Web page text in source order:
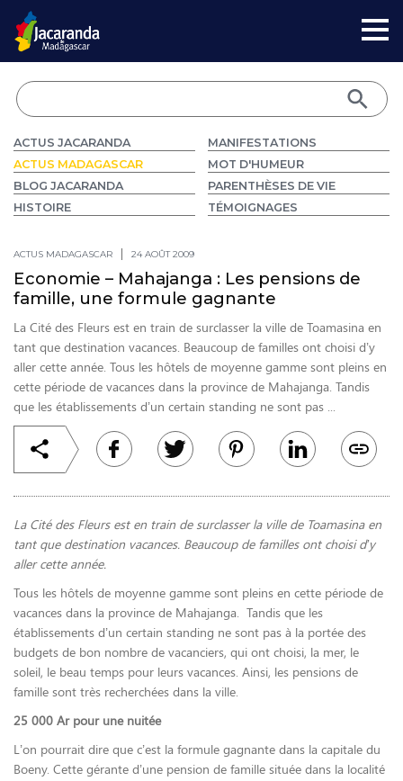
ACTUS JACARANDA
ACTUS MADAGASCAR
BLOG JACARANDA
HISTOIRE
MANIFESTATIONS
MOT D'HUMEUR
PARENTHÈSES DE VIE
TÉMOIGNAGES
ACTUS MADAGASCAR 24 AOÛT 2009
Economie – Mahajanga : Les pensions de
famille, une formule gagnante
La Cité des Fleurs est en train de surclasser la ville de Toamasina en
tant que destination vacances. Beaucoup de familles ont choisi d’y
aller cette année. Tous les hôtels de moyenne gamme sont pleins en
cette période de vacances dans la province de Mahajanga. Tandis
que les établissements d’un certain standing ne sont pas ...
La Cité des Fleurs est en train de surclasser la ville de Toamasina en
tant que destination vacances. Beaucoup de familles ont choisi d’y
aller cette année.
Tous les hôtels de moyenne gamme sont pleins en cette période de
vacances dans la province de Mahajanga. Tandis que les
établissements d’un certain standing ne sont pas à la portée des
budgets de bon nombre de vacanciers, qui ont choisi, la mer, le
soleil, le beau temps pour leurs vacances. Ainsi, les pensions de
famille sont très recherchées dans la ville.
25 000 Ar pour une nuitée
L’on pourrait dire que c’est la formule gagnante dans la capitale du
Boeny. Cette gérante d’une pension de famille située dans la localité